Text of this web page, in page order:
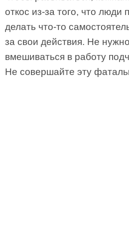
откос из-за того, что люди
делать что-то
за свои действия. Не
вмешиваться в работу
Не совершайте эту